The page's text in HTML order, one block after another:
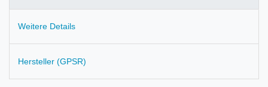
Weitere Details
Hersteller (GPSR)